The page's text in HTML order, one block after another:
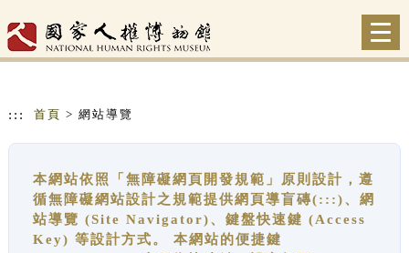
::: 首頁 > 網站導覽
本網站依照「無障礙網頁開發規範」原則設計，遵
循無障礙網站設計之規範提供網頁導盲磚(:::)、網
站導覽 (Site Navigator)、鍵盤快速鍵 (Access
Key) 等設計方式。 本網站的便捷鍵